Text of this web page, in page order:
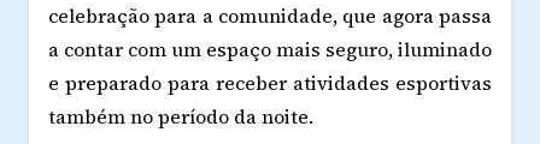
celebração para a comunidade, que agora passa
a contar com um espaço mais seguro, iluminado
e preparado para receber atividades esportivas
também no período da noite.